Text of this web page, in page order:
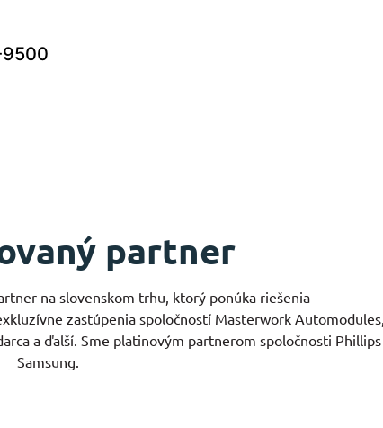
partner
na slovenskom trhu, ktorý ponúka riešenia
zastúpenia spoločností Masterwork Automodules,
a ďalší. Sme platinovým partnerom spoločnosti
Samsung.